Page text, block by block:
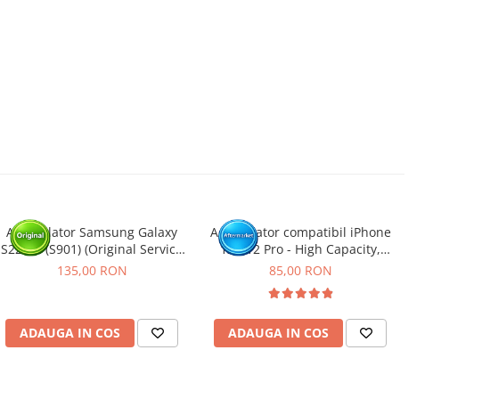
Acumulator Samsung Galaxy
S22 5G (S901) (Original Service
Pack)
135,00 RON
ADAUGA IN COS
Acumulator compatibil iPhone
12 / 12 Pro - High Capacity,
Diagnostic - Sanatate 100%
85,00 RON
ADAUGA IN COS